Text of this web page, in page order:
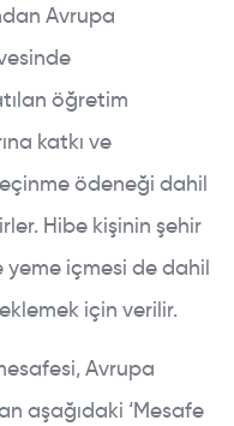
Avrupa
öğretim
katkı ve
ödeneği dahil
Hibe kişinin şehir
yeme içmesi de dahil
için verilir.
Avrupa
aşağıdaki ‘Mesafe